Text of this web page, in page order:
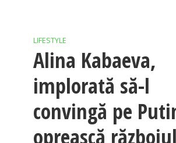
LIFESTYLE
Alina Kabaeva,
implorată să-l
convingă pe
oprească